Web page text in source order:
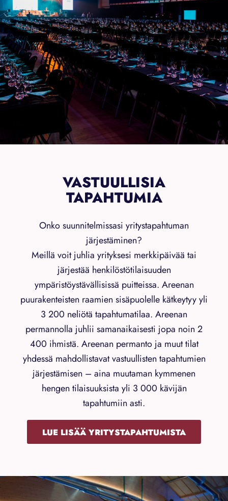
VASTUULLISIA
TAPAHTUMIA
Onko suunnitelmissasi yritystapahtuman
järjestäminen?
Meillä voit juhlia yrityksesi merkkipäivää tai
järjestää henkilöstötilaisuuden
ympäristöystävällisissä puitteissa. Areenan
puurakenteisten raamien sisäpuolelle kätkeytyy yli
3 200 neliötä tapahtumatilaa. Areenan
permannolla juhlii samanaikaisesti jopa noin 2
400 ihmistä. Areenan permanto ja muut tilat
yhdessä mahdollistavat vastuullisten tapahtumien
järjestämisen – aina muutaman kymmenen
hengen tilaisuuksista yli 3 000 kävijän
tapahtumiin asti.
LUE LISÄÄ YRITYSTAPAHTUMISTA